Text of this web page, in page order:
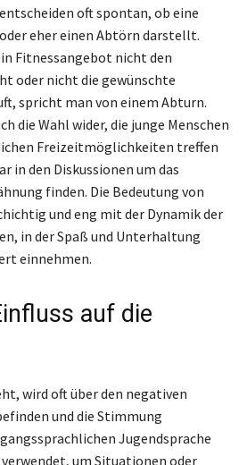
oft spontan, ob eine
eher einen Abtörn darstellt.
Fitnessangebot nicht den
oder nicht die gewünschte
spricht man von einem Abturn.
die Wahl wider, die junge Menschen
Freizeitmöglichkeiten treffen
in den Diskussionen um das
finden. Die Bedeutung von
und eng mit der Dynamik der
in der Spaß und Unterhaltung
einnehmen.
auf die
wird oft über den negativen
und die Stimmung
Jugendsprache
um Situationen oder